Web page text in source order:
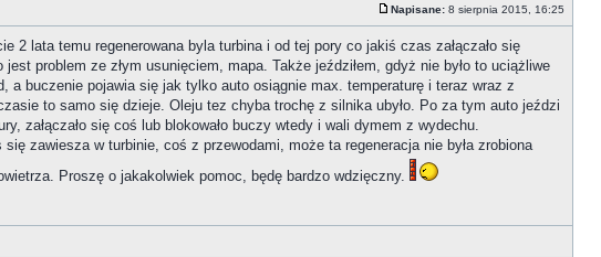
Napisane: 8 sierpnia 2015, 16:25
lata temu regenerowana byla turbina i od tej pory co jakiś czas załączało się
problem ze złym usunięciem, mapa. Także jeździłem, gdyż nie było to uciążliwe
buczenie pojawia się jak tylko auto osiągnie max. temperaturę i teraz wraz z
to samo się dzieje. Oleju tez chyba trochę z silnika ubyło. Po za tym auto jeździ
załączało się coś lub blokowało buczy wtedy i wali dymem z wydechu.
zawiesza w turbinie, coś z przewodami, może ta regeneracja nie była zrobiona
Proszę o jakakolwiek pomoc, będę bardzo wdzięczny.